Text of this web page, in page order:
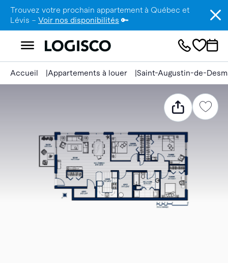
Trouvez votre prochain appartement à Québec et
Lévis – Voir nos disponibilités 🔑
Accueil Appartements à louer Saint-Augustin-de-